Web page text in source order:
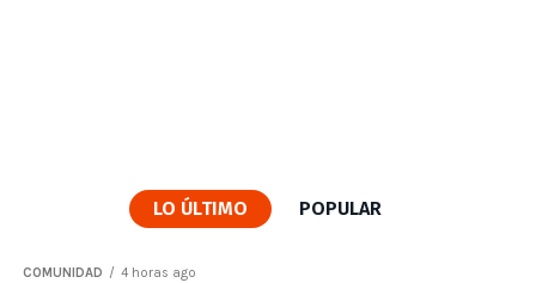
LO ÚLTIMO POPULAR
COMUNIDAD 4 horas ago